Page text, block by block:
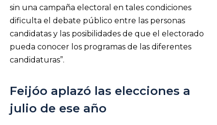
sin una campaña electoral en tales condiciones
dificulta el debate público entre las personas
candidatas y las posibilidades de que el electorado
pueda conocer los programas de las diferentes
candidaturas”.
Feijóo aplazó las elecciones a
julio de ese año